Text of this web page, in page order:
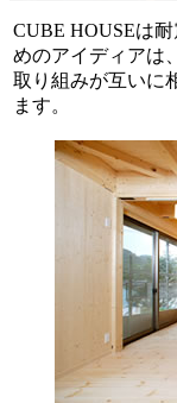
CUBE HOUSEは
めのアイディアは
取り組みが互いに
ます。